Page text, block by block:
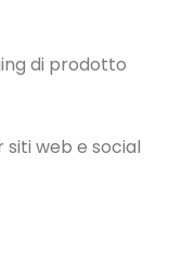
di prodotto
siti web e social